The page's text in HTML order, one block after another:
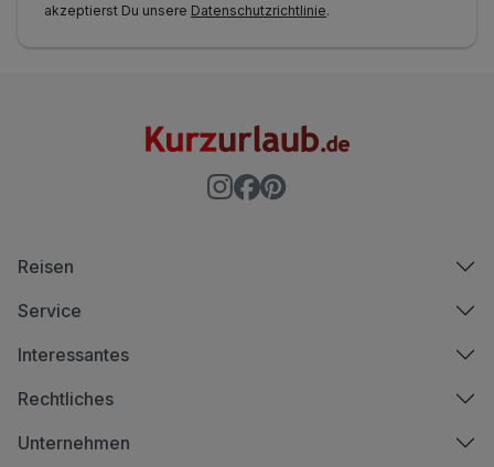
akzeptierst Du unsere Datenschutzrichtlinie.
Reisen
Service
Interessantes
Rechtliches
Unternehmen